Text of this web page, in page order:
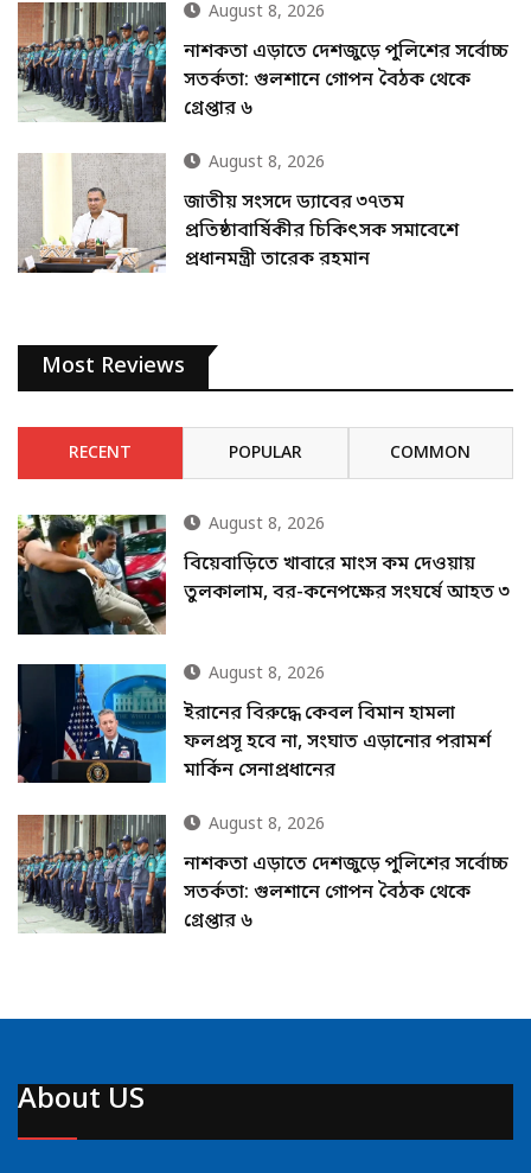
August 8, 2026
নাশকতা এড়াতে দেশজুড়ে পুলিশের সর্বোচ্চ
সতর্কতা: গুলশানে গোপন বৈঠক থেকে
গ্রেপ্তার ৬
August 8, 2026
জাতীয় সংসদে ড্যাবের ৩৭তম
প্রতিষ্ঠাবার্ষিকীর চিকিৎসক সমাবেশে
প্রধানমন্ত্রী তারেক রহমান
Most Reviews
RECENT POPULAR COMMON
August 8, 2026
বিয়েবাড়িতে খাবারে মাংস কম দেওয়ায়
তুলকালাম, বর-কনেপক্ষের সংঘর্ষে আহত ৩
August 8, 2026
ইরানের বিরুদ্ধে কেবল বিমান হামলা
ফলপ্রসূ হবে না, সংঘাত এড়ানোর পরামর্শ
মার্কিন সেনাপ্রধানের
August 8, 2026
নাশকতা এড়াতে দেশজুড়ে পুলিশের সর্বোচ্চ
সতর্কতা: গুলশানে গোপন বৈঠক থেকে
গ্রেপ্তার ৬
About US